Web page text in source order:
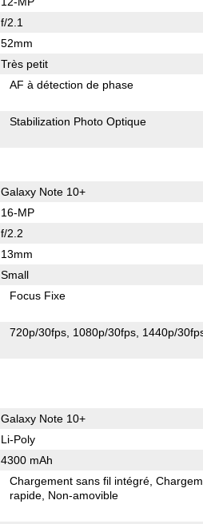
f/2.1
52mm
Très petit
AF à détection de phase
Stabilization Photo Optique
Galaxy Note 10+
16-MP
f/2.2
13mm
Small
Focus Fixe
720p/30fps 1080p/30fps 1440p/
Galaxy Note 10+
Li-Poly
4300 mAh
Chargement sans fil intégré
rapide Non-amovible